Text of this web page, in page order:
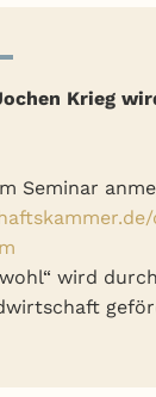
Krieg
Seminar
wird